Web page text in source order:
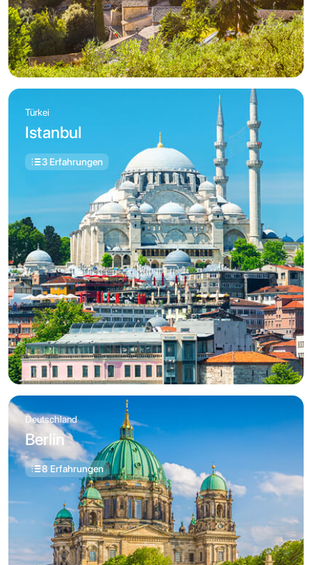
Türkei
Istanbul
3 Erfahrungen
Deutschland
Berlin
8 Erfahrungen